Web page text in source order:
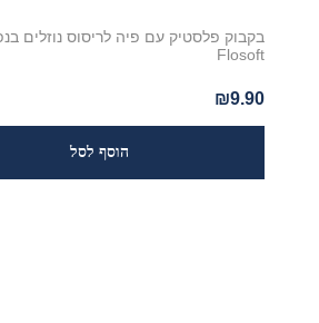
Flosoft
₪9.90